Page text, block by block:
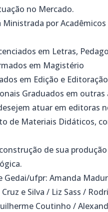
no Mercado.
Ministrada por Acadêmicos
em Letras,
em Magistério
em Edição e
Graduados em outras
atuar em editoras
de Materiais Didáticos,
de sua produção
Gedai/ufpr: Amanda
e Silva / Liz Sass /
Coutinho /